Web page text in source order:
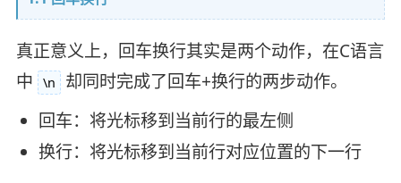
真正意义上，回车换行其实是两个动作，在C语言
中
\n
却同时完成了回车+换行的两步动作。
回车：将光标移到当前行的最左侧
换行：将光标移到当前行对应位置的下一行